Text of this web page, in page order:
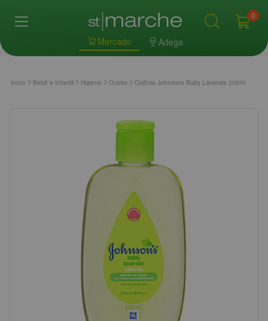
Mercado Adega
0
Início Bebê e Infantil Higiene Outros Colônia Johnsons Baby Lavanda 200ml